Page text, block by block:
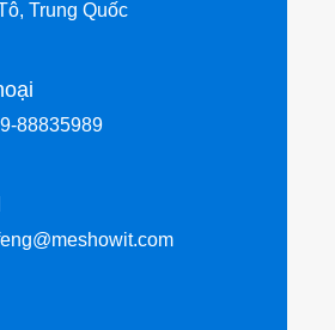
Trung Quốc
88835989